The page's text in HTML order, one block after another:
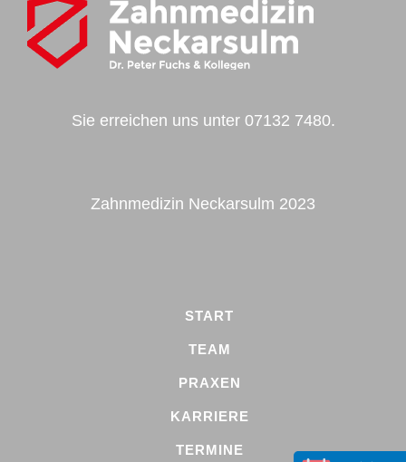
Sie erreichen uns unter 07132 7480.
Zahnmedizin Neckarsulm 2023
START
TEAM
PRAXEN
KARRIERE
TERMINE